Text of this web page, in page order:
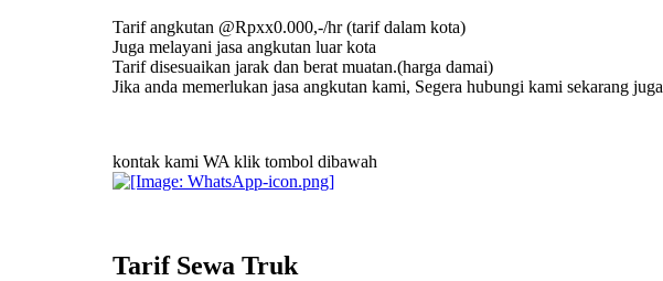
Tarif angkutan @Rpxx0.000,-/hr (tarif dalam kota)
Juga melayani jasa angkutan luar kota
Tarif disesuaikan jarak dan berat muatan.(harga damai)
Jika anda memerlukan jasa angkutan kami, Segera hubungi kami sekarang juga
kontak kami WA klik tombol dibawah
Tarif Sewa Truk